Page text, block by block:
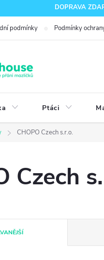
DOPRAVA
podmínky Podmínky
Ptáci
CHOPO Czech s.r.o.
Czech